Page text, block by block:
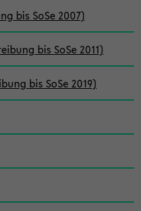
bis SoSe 2007)
bis SoSe 2011)
bis SoSe 2019)